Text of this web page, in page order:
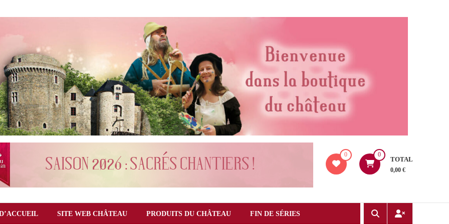
0 0
TOTAL
0,00 €
SITE WEB CHÂTEAU PRODUITS DU CHÂTEAU FIN DE SÉRIES